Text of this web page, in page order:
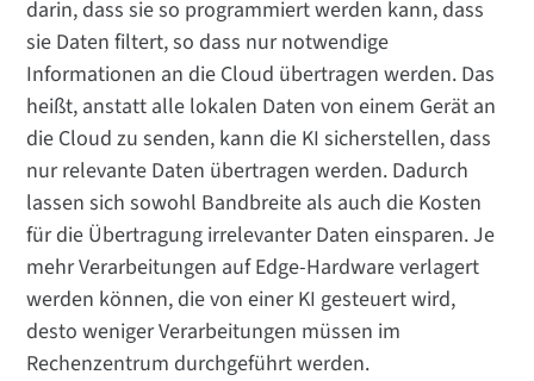
darin, dass sie so programmiert werden kann, dass
sie Daten filtert, so dass nur notwendige
Informationen an die Cloud übertragen werden. Das
heißt, anstatt alle lokalen Daten von einem Gerät an
die Cloud zu senden, kann die KI sicherstellen, dass
nur relevante Daten übertragen werden. Dadurch
lassen sich sowohl Bandbreite als auch die Kosten
für die Übertragung irrelevanter Daten einsparen. Je
mehr Verarbeitungen auf Edge-Hardware verlagert
werden können, die von einer KI gesteuert wird,
desto weniger Verarbeitungen müssen im
Rechenzentrum durchgeführt werden.